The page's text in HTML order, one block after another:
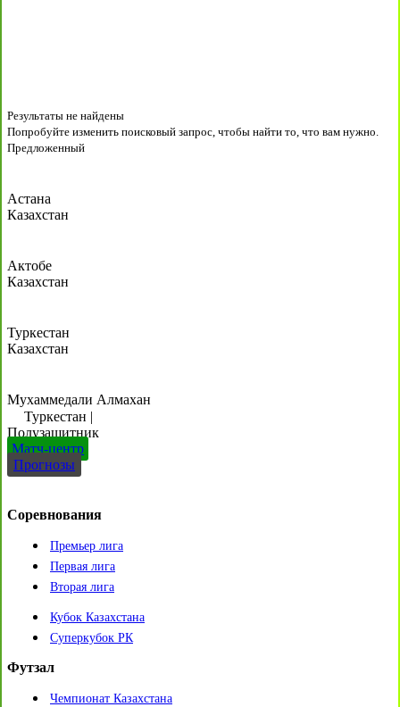
Результаты не найдены
Попробуйте изменить поисковый запрос, чтобы найти то, что вам нужно.
Предложенный
Астана
Казахстан
Актобе
Казахстан
Туркестан
Казахстан
Мухаммедали Алмахан
Туркестан |
Полузащитник
Матч-центр
Прогнозы
Соревнования
Премьер лига
Первая лига
Вторая лига
Кубок Казахстана
Суперкубок РК
Футзал
Чемпионат Казахстана